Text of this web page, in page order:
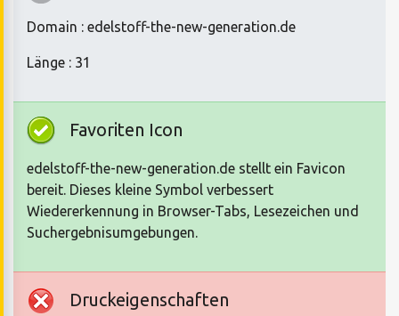
Domain : edelstoff-the-new-generation.de
Länge : 31
Favoriten Icon
edelstoff-the-new-generation.de stellt ein Favicon
bereit. Dieses kleine Symbol verbessert
Wiedererkennung in Browser-Tabs, Lesezeichen und
Suchergebnisumgebungen.
Druckeigenschaften